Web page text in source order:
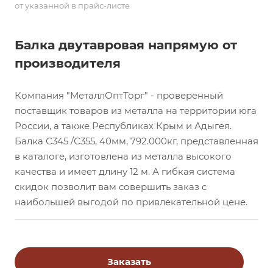
от указанной в прайс-листе
Балка двутавровая напрямую от
производителя
Компания "МеталлОптТорг" - проверенный
поставщик товаров из металла на территории юга
России, а также Республиках Крым и Адыгея.
Балка С345 /С355, 40мм, 792.000кг, представленная
в каталоге, изготовлена из металла высокого
качества и имеет длину 12 м. А гибкая система
скидок позволит вам совершить заказ с
наибольшей выгодой по привлекательной цене.
Заказать